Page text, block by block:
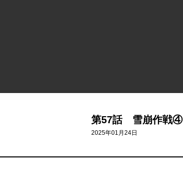
第57話 雪崩作戦④
2025年01月24日